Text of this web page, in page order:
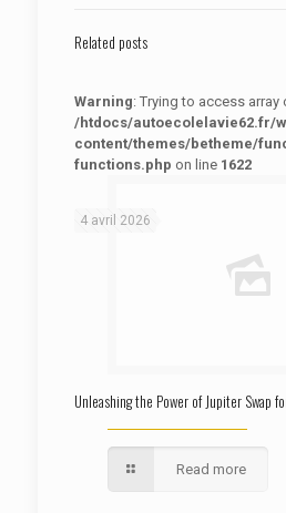
Related posts
Warning: Trying to access
/htdocs/autoecolelavie62.fr/
content/themes/betheme/
functions.php on line 1622
4 avril 2026
Unleashing the Power of Jupiter Swap
Read more